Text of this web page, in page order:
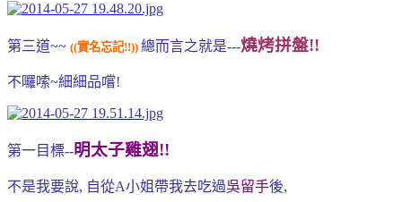
第三道~~ ((實名忘記!!)) 總而言之就是---燒烤拼盤!!
不囉嗦~細細品嚐!
第一目標--明太子雞翅!!
不是我要說, 自從A小姐帶我去吃過吳留手後,